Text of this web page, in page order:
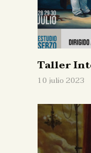
Taller
10 julio 2023